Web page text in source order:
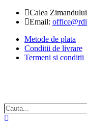
Calea
Email:
Metode de plata
Conditii de livrare
Termeni si conditii